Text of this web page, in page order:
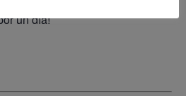
un día!